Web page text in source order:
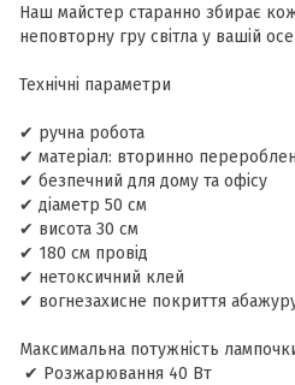
Наш майстер старанно збирає
неповторну гру світла у вашій
Технічні параметри
✔ ручна робота
✔ матеріал: вторинно
✔ безпечний для дому та офісу
✔ діаметр 50 см
✔ висота 30 см
✔ 180 см провід
✔ нетоксичний клей
✔ вогнезахисне покриття
​Максимальна потужність
✔ Розжарювання 40 Вт